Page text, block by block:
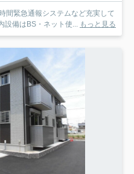
間緊急通報システムなど充実して
設備はBS・ネット使... もっと見る